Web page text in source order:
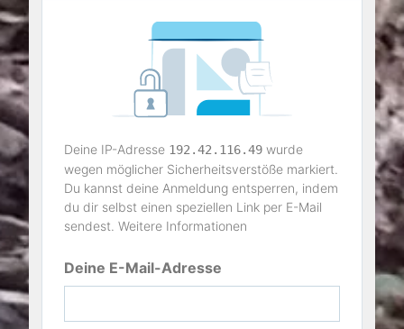
Deine IP-Adresse 192.42.116.49 wurde
wegen möglicher Sicherheitsverstöße markiert.
Du kannst deine Anmeldung entsperren, indem
du dir selbst einen speziellen Link per E-Mail
sendest. Weitere Informationen
Deine E-Mail-Adresse